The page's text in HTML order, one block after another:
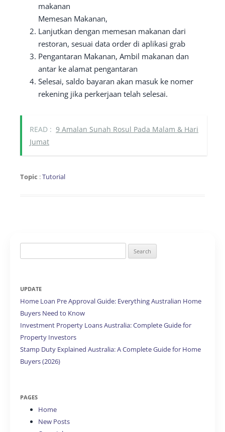
makanan
Memesan Makanan,
Lanjutkan dengan memesan makanan dari
restoran, sesuai data order di aplikasi grab
Pengantaran Makanan, Ambil makanan dan
antar ke alamat pengantaran
Selesai, saldo bayaran akan masuk ke nomer
rekening jika perkerjaan telah selesai.
READ : 9 Amalan Sunah Rosul Pada Malam & Hari
Jumat
Topic :Tutorial
for:
UPDATE
Home Loan Pre Approval Guide: Everything Australian Home
Buyers Need to Know
Investment Property Loans Australia: Complete Guide for
Property Investors
Stamp Duty Explained Australia: A Complete Guide for Home
Buyers (2026)
PAGES
Home
New Posts